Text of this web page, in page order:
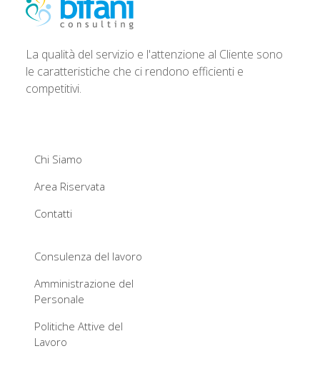
La qualità del servizio e l'attenzione al Cliente sono
le caratteristiche che ci rendono efficienti e
competitivi.
Chi Siamo
Area Riservata
Contatti
Consulenza del lavoro
Amministrazione del
Personale
Politiche Attive del
Lavoro